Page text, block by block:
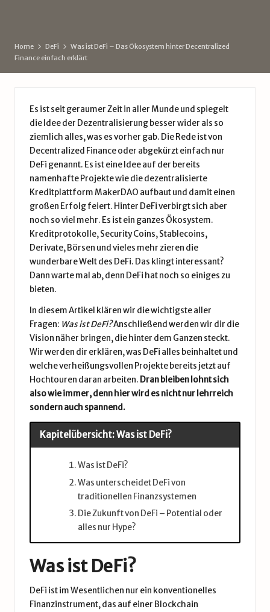
Home DeFi
Was ist DeFi – Das Ökosystem hinter Decentralized
Finance einfach erklärt
Es ist seit geraumer Zeit in aller Munde und spiegelt
die Idee der Dezentralisierung besser wider als so
ziemlich alles, was es vorher gab. Die Rede ist von
Decentralized Finance oder abgekürzt einfach nur
DeFi genannt. Es ist eine Idee auf der bereits
namenhafte Projekte wie die dezentralisierte
Kreditplattform MakerDAO aufbaut und damit einen
großen Erfolg feiert. Hinter DeFi verbirgt sich aber
noch so viel mehr. Es ist ein ganzes Ökosystem.
Kreditprotokolle, Security Coins, Stablecoins,
Derivate, Börsen und vieles mehr zieren die
wunderbare Welt des DeFi. Das klingt interessant?
Dann warte mal ab, denn DeFi hat noch so einiges zu
bieten.
In diesem Artikel klären wir die wichtigste aller
Fragen: Was ist DeFi?Anschließend werden wir dir die
Vision näher bringen, die hinter dem Ganzen steckt.
Wir werden dir erklären, was DeFi alles beinhaltet und
welche verheißungsvollen Projekte bereits jetzt auf
Hochtouren daran arbeiten. Dran bleiben lohnt sich
also wie immer, denn hier wird es nicht nur lehrreich
sondern auch spannend.
Kapitelübersicht: Was ist DeFi?
Was ist DeFi?
Was unterscheidet DeFi von
traditionellen Finanzsystemen
Die Zukunft von DeFi – Potential oder
alles nur Hype?
Was ist DeFi?
DeFi ist im Wesentlichen nur ein konventionelles
Finanzinstrument, das auf einer Blockchain